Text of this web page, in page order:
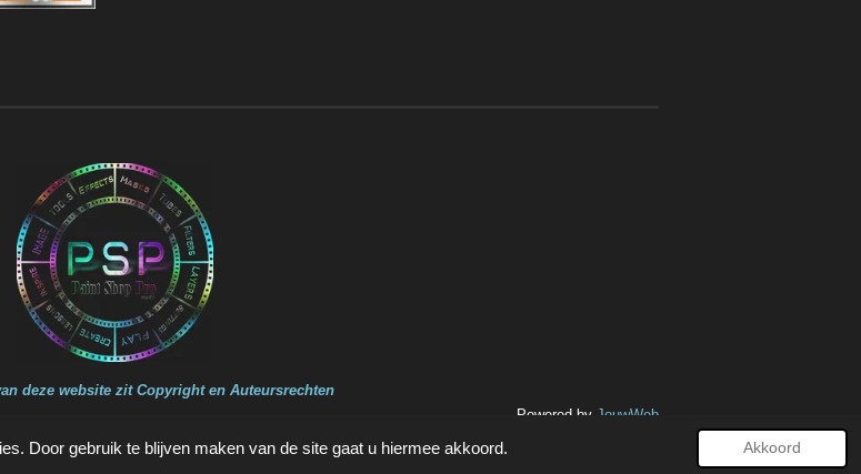
Door gebruik te blijven maken van de site gaat u hiermee akkoord. Akkoord
deze website zit Copyright en Auteursrechten
Powered by JouwWeb